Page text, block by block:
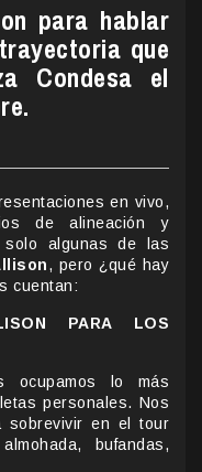
para hablar
que
Condesa el
en vivo,
de alineación y
algunas de las
, pero ¿qué hay
cuentan:
PARA LOS
ocupamos lo más
personales. Nos
sobrevivir en el tour
bufandas,